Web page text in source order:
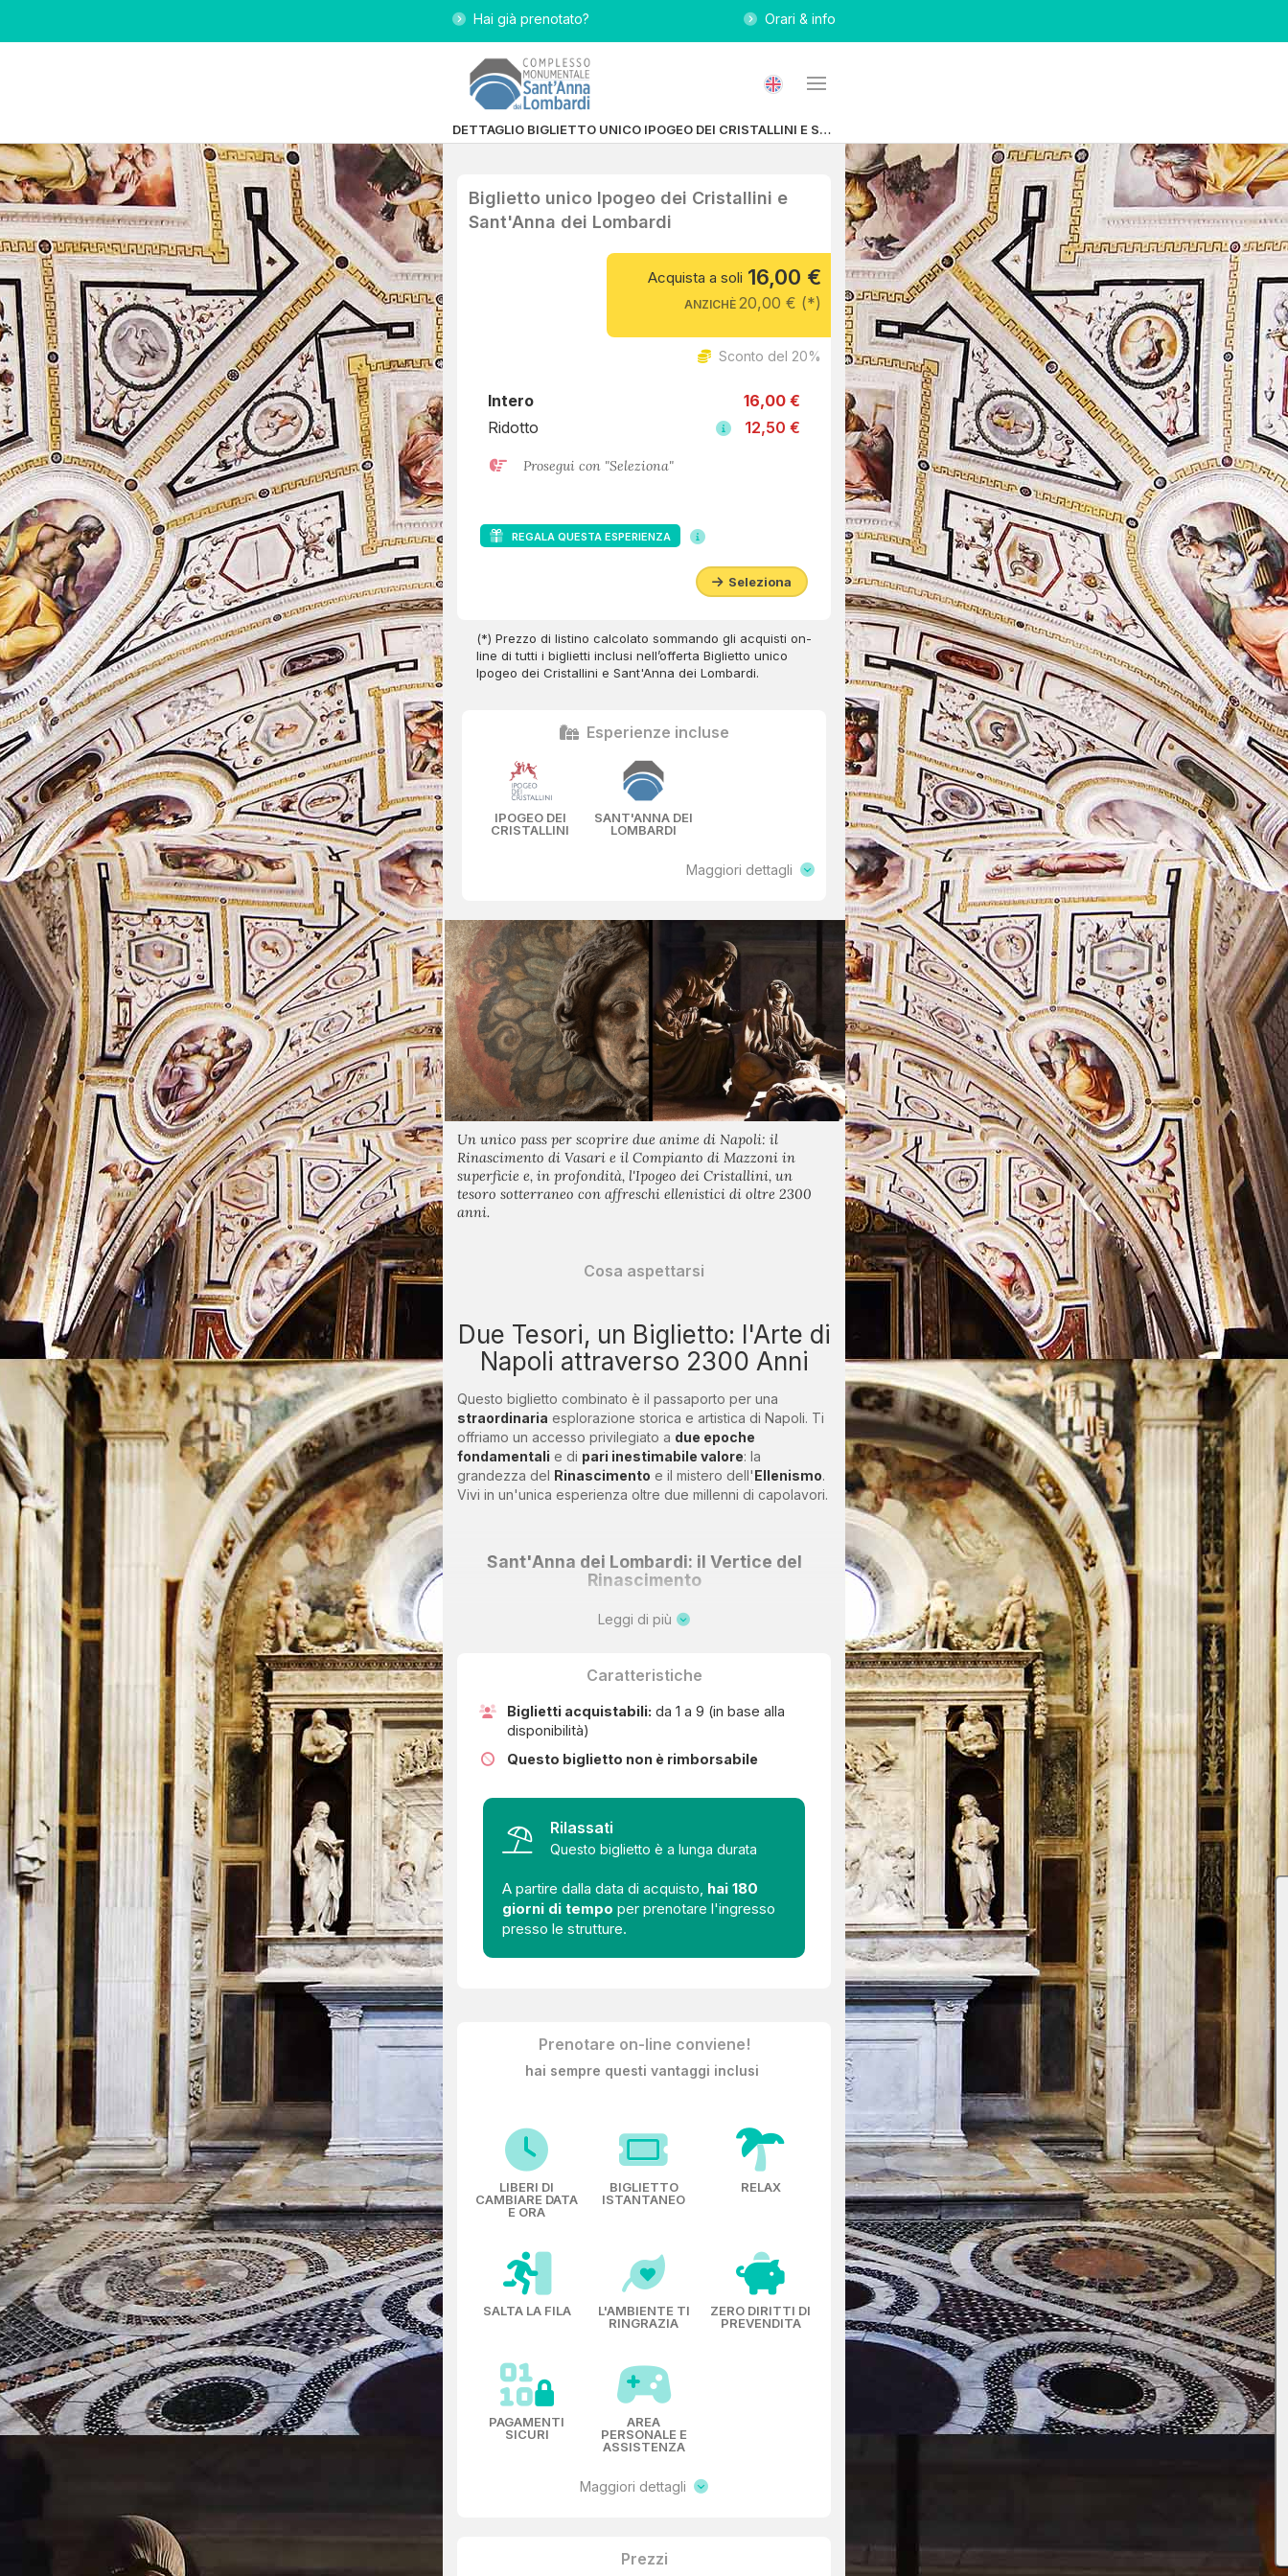
Hai già prenotato? Orari & info
DETTAGLIO BIGLIETTO UNICO IPOGEO DEI CRISTALLINI E SANT'ANNA DEI LOMBARDI
Biglietto unico Ipogeo dei Cristallini e
Sant'Anna dei Lombardi
16,00 €
Acquista a soli
ANZICHÈ 20,00 € (*)
Sconto del 20%
Intero
16,00 €
Ridotto
12,50 €
Prosegui con "Seleziona"
REGALA QUESTA ESPERIENZA
Seleziona
(*) Prezzo di listino calcolato sommando gli acquisti on-
line di tutti i biglietti inclusi nell’offerta Biglietto unico
Ipogeo dei Cristallini e Sant'Anna dei Lombardi.
Esperienze incluse
IPOGEO DEI
CRISTALLINI
SANT'ANNA DEI
LOMBARDI
Maggiori dettagli
Un unico pass per scoprire due anime di Napoli: il
Rinascimento di Vasari e il Compianto di Mazzoni in
superficie e, in profondità, l'Ipogeo dei Cristallini, un
tesoro sotterraneo con affreschi ellenistici di oltre 2300
anni.
Cosa aspettarsi
Due Tesori, un Biglietto: l'Arte di
Napoli attraverso 2300 Anni
Questo biglietto combinato è il passaporto per una
straordinaria esplorazione storica e artistica di Napoli. Ti
offriamo un accesso privilegiato a due epoche
fondamentali e di pari inestimabile valore: la
grandezza del Rinascimento e il mistero dell'Ellenismo.
Vivi in un'unica esperienza oltre due millenni di capolavori.
Sant'Anna dei Lombardi: il Vertice del
Rinascimento
Complesso Monumentale di Sant'Anna dei
Giorgio Vasari: la Sacrestia, capolavoro del
riproduce una spettacolare ed allegorica sfera celeste
Osserva i magnificiintarsi lignei
Verona, perfetti capolavori di prospettiva e ebanisteria.
Il Dramma Scultoreo: Il Compianto di
un dolore vivido e toccante, sigillando la tua esperienza
Leggi di più
Caratteristiche
Biglietti acquistabili: da 1 a 9 (in base alla
disponibilità)
Questo biglietto non è rimborsabile
Rilassati
Questo biglietto è a lunga durata
A partire dalla data di acquisto, hai 180
giorni di tempo per prenotare l'ingresso
presso le strutture.
Prenotare on-line conviene!
hai sempre questi vantaggi inclusi
LIBERI DI
CAMBIARE DATA
E ORA
BIGLIETTO
ISTANTANEO
RELAX
SALTA LA FILA
L'AMBIENTE TI
RINGRAZIA
ZERO DIRITTI DI
PREVENDITA
PAGAMENTI
SICURI
AREA
PERSONALE E
ASSISTENZA
Maggiori dettagli
Prezzi